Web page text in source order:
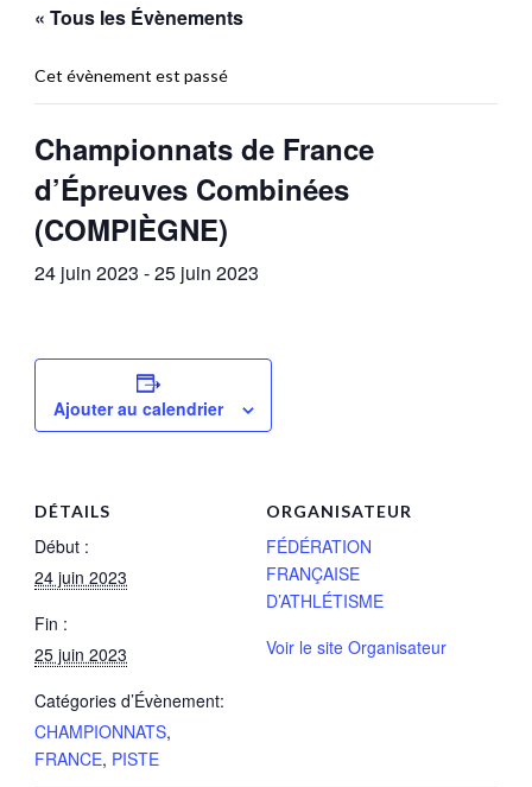
« Tous les Évènements
Cet évènement est passé
Championnats de France
d’Épreuves Combinées
(COMPIÈGNE)
24 juin 2023 -25 juin 2023
Ajouter au calendrier
DÉTAILS
Début :
24 juin 2023
Fin :
25 juin 2023
Catégories d’Évènement:
CHAMPIONNATS,
FRANCE, PISTE
ORGANISATEUR
FÉDÉRATION
FRANÇAISE
D’ATHLÉTISME
Voir le site Organisateur